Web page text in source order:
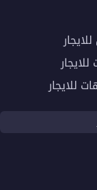
للايجار